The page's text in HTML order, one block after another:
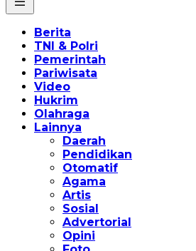
Berita
TNI & Polri
Pemerintah
Pariwisata
Video
Hukrim
Olahraga
Lainnya
Daerah
Pendidikan
Otomatif
Agama
Artis
Sosial
Advertorial
Opini